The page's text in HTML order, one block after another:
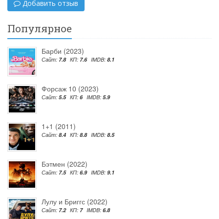
Добавить отзыв
Популярное
Барби (2023)
Сайт: 7.8 КП: 7.6 IMDB: 8.1
Форсаж 10 (2023)
Сайт: 5.5 КП: 6 IMDB: 5.9
1+1 (2011)
Сайт: 8.4 КП: 8.8 IMDB: 8.5
Бэтмен (2022)
Сайт: 7.5 КП: 6.9 IMDB: 9.1
Лулу и Бриггс (2022)
Сайт: 7.2 КП: 7 IMDB: 6.8